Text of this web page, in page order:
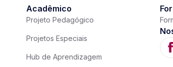
Acadêmico
Projeto Pedagógico
Projetos Especiais
Hub de Aprendizagem